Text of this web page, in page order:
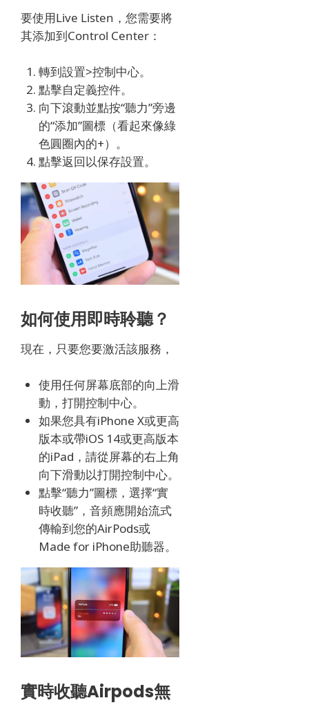
要使用Live Listen，您需要將
其添加到Control Center：
轉到設置>控制中心。
點擊自定義控件。
向下滾動並點按“聽力”旁邊
的“添加”圖標（看起來像綠
色圓圈內的+）。
點擊返回以保存設置。
如何使用即時聆聽？
現在，只要您要激活該服務，
使用任何屏幕底部的向上滑
動，打開控制中心。
如果您具有iPhone X或更高
版本或帶iOS 14或更高版本
的iPad，請從屏幕的右上角
向下滑動以打開控制中心。
點擊“聽力”圖標，選擇“實
時收聽”，音頻應開始流式
傳輸到您的AirPods或
Made for iPhone助聽器。
實時收聽Airpods無